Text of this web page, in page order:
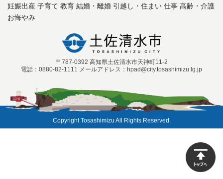
妊娠出産 子育て 教育 結婚・離婚 引越し・住まい 仕事 高齢・介護
お悔やみ
〒787-0392 高知県土佐清水市天神町11-2
電話：0880-82-1111 メールアドレス：hpad@city.tosashimizu.lg.jp
Copyright Tosashimizu All Rights Reserved.